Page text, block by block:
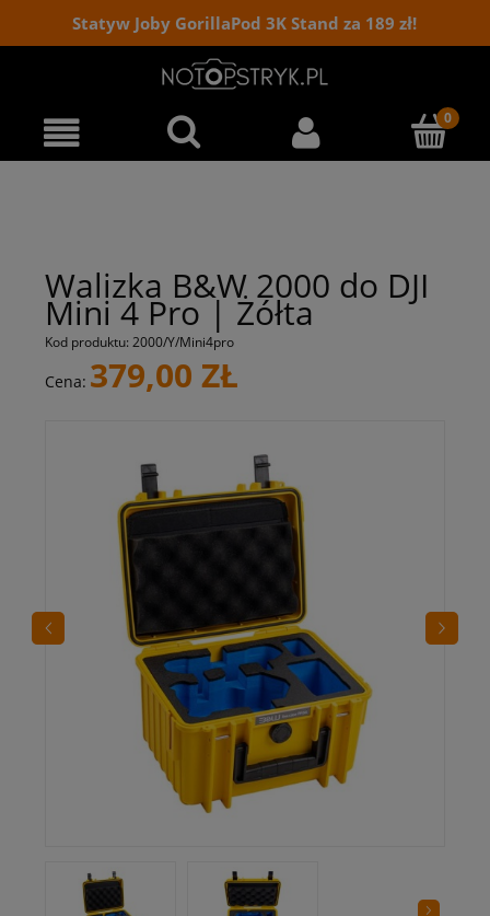
Statyw Joby GorillaPod 3K Stand za 189 zł!
Walizka B&W 2000 do DJI
Mini 4 Pro | Żółta
Kod produktu: 2000/Y/Mini4pro
Cena: 379,00 ZŁ